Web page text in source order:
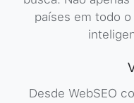
países em todo
Desde WebSEO